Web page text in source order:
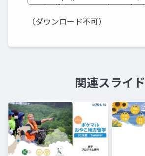
（ダウンロード不可）
関連スライド